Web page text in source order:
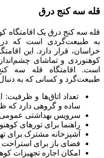
قله سه کنج درق
قله سه کنج درق یک اقامتگاه
به طبیعت‌گردی است که
خراسان، قرار دارد. این
کوهنوردی و تماشای
است. اقامتگاه قله سه
طبیعت‌گرد و کسانی که به
تعداد اتاق‌ها و ظرفیت:
ساده و گروهی دارد که ظرفیت
سرویس بهداشتی عمومی
راهنما برای تورهای
آشپزخانه مشترک برای
فضای باز برای
امکان اجاره تجهیزات